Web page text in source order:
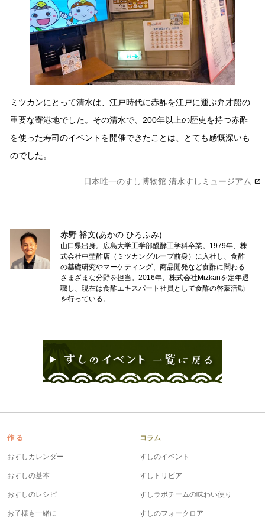
ミツカンにとって清水は、江戸時代に赤酢を江戸に運ぶ弁才船の
重要な寄港地でした。その清水で、200年以上の歴史を持つ赤酢
を使った寿司のイベントを開催できたことは、とても感慨深いも
のでした。
日本唯一のすし博物館 清水すしミュージアム open_in_new
赤野 裕文(あかの ひろふみ)
山口県出身。広島大学工学部醗酵工学科卒業。1979年、株
式会社中埜酢店（ミツカングループ前身）に入社し、食酢
の基礎研究やマーケティング、商品開発など食酢に関わる
さまざまな分野を担当。2016年、株式会社Mizkanを定年退
職し、現在は食酢エキスパート社員として食酢の啓蒙活動
を行っている。
作 る
おすしカレンダー
おすしの基本
おすしのレシピ
お子様も一緒に
コラム
すしのイベント
すしトリビア
すしラボチームの味わい便り
すしのフォークロア